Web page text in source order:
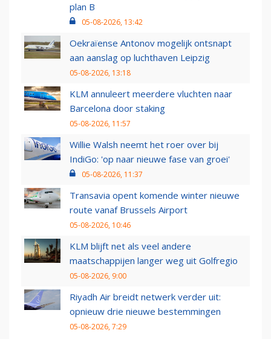
plan B
05-08-2026, 13:42
Oekraïense Antonov mogelijk ontsnapt
aan aanslag op luchthaven Leipzig
05-08-2026, 13:18
KLM annuleert meerdere vluchten naar
Barcelona door staking
05-08-2026, 11:57
Willie Walsh neemt het roer over bij
IndiGo: 'op naar nieuwe fase van groei'
05-08-2026, 11:37
Transavia opent komende winter nieuwe
route vanaf Brussels Airport
05-08-2026, 10:46
KLM blijft net als veel andere
maatschappijen langer weg uit Golfregio
05-08-2026, 9:00
Riyadh Air breidt netwerk verder uit:
opnieuw drie nieuwe bestemmingen
05-08-2026, 7:29